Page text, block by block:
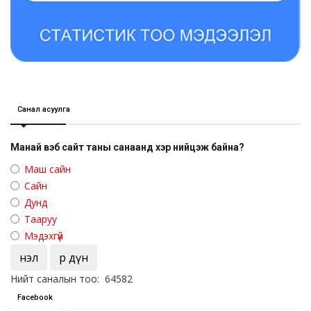
Санал асуулга
Манай вэб сайт таны санаанд хэр нийцэж байна?
Маш сайн
Сайн
Дунд
Тааруу
Мэдэхгүй
Үнэл Үр дүн
Нийт саналын тоо: 64582
Facebook